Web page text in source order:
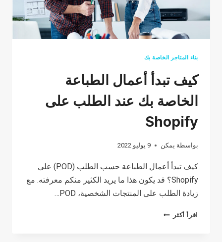
بناء المتاجر الخاصة بك
كيف تبدأ أعمال الطباعة
الخاصة بك عند الطلب على
Shopify
بواسطة يمكن 9 يوليو 2022
كيف تبدأ أعمال الطباعة حسب الطلب (POD) على
Shopify؟ قد يكون هذا ما يريد الكثير منكم معرفته. مع
زيادة الطلب على المنتجات الشخصية، POD…
اقرأ أكثر
كيف